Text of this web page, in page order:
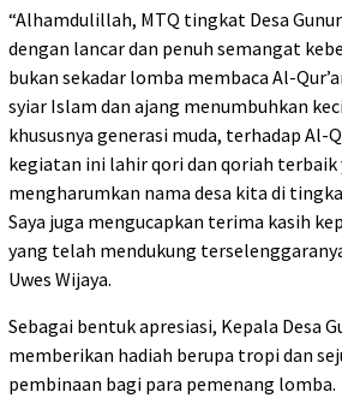
“Alhamdulillah, MTQ tingkat Desa
dengan lancar dan penuh semangat
bukan sekadar lomba membaca Al-
syiar Islam dan ajang menumbuhkan
khususnya generasi muda, terhadap Al-
kegiatan ini lahir qori dan qoriah terbaik
mengharumkan nama desa kita di
Saya juga mengucapkan terima kasih
yang telah mendukung
Uwes Wijaya.
Sebagai bentuk apresiasi, Kepala Desa
memberikan hadiah berupa tropi dan
pembinaan bagi para pemenang lomba.